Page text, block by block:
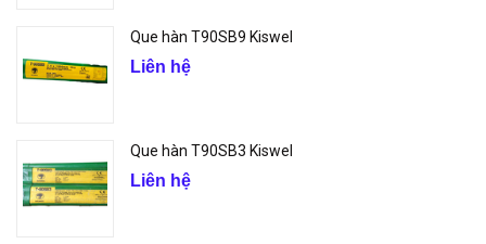
Que hàn T90SB9 Kiswel
Liên hệ
Que hàn T90SB3 Kiswel
Liên hệ